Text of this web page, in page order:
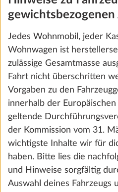
Fahrzeug
Anhängekupplung
gewichtsbezogenen
Jedes Wohnmobil, jeder
Wohnwagen ist
zulässige Gesamtmasse
Fahrt nicht überschritten
Vorgaben zu den
innerhalb der
geltende
der Kommission vom 31.
wichtigste Inhalte wir für
haben. Bitte lies die
und Hinweise sorgfältig
Auswahl deines Fahrzeugs